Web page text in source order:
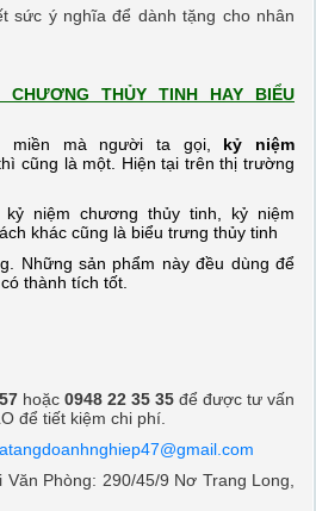
sức ý nghĩa để dành tặng cho nhân
THỦY TINH HAY BIỂU
mà người ta gọi, kỷ niệm
cũng là một. Hiện tại trên thị trường
niệm chương thủy tinh, kỷ niệm
khác cũng là biểu trưng thủy tinh
Những sản phẩm này đều dùng để
thành tích tốt.
hoặc 0948 22 35 35 để được tư vấn
để tiết kiệm chi phí.
Phòng: 290/45/9 Nơ Trang Long,